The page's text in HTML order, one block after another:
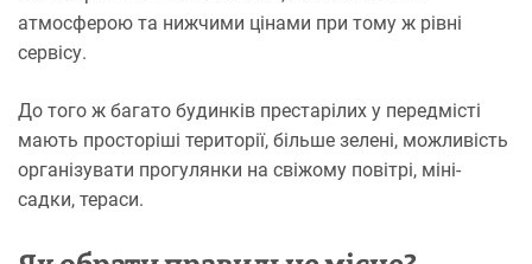
атмосферою та нижчими цінами при тому ж рівні
сервісу.
До того ж багато будинків престарілих у передмісті
мають просторіші території, більше зелені, можливість
організувати прогулянки на свіжому повітрі, міні-
садки, тераси.